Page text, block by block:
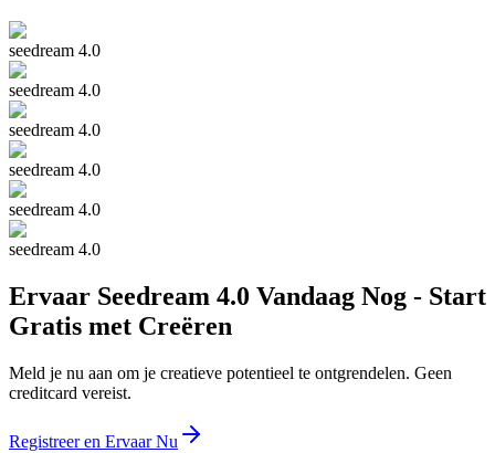
seedream 4.0
seedream 4.0
seedream 4.0
seedream 4.0
seedream 4.0
seedream 4.0
Ervaar Seedream 4.0 Vandaag Nog - Start
Gratis met Creëren
Meld je nu aan om je creatieve potentieel te ontgrendelen. Geen
creditcard vereist.
Registreer en Ervaar Nu